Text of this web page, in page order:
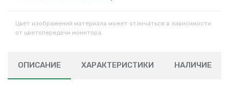
Цвет изображений материала может отличаться в зависимости
от цветопередачи монитора.
ОПИСАНИЕ ХАРАКТЕРИСТИКИ НАЛИЧИЕ